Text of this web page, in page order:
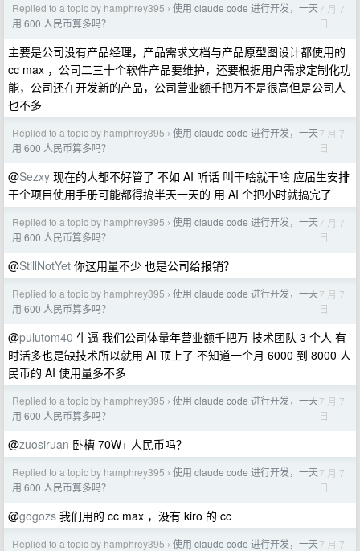
Replied to a topic by hamphrey395 › 使用 claude code 进行开发，一天
用 600 人民币算多吗？
7 月 7
日
主要是公司没有产品经理，产品需求文档与产品原型图设计都使用的
cc max ，公司二三十个软件产品要维护，还要根据用户需求定制化功
能，公司还在开发新的产品，公司营业额千把万不是很高但是公司人
也不多
Replied to a topic by hamphrey395 › 使用 claude code 进行开发，一天
用 600 人民币算多吗？
7 月 7
日
@Sezxy 现在的人都不好管了 不如 AI 听话 叫干啥就干啥 应届生安排
干个项目使用手册可能都得搞半天一天的 用 AI 个把小时就搞完了
Replied to a topic by hamphrey395 › 使用 claude code 进行开发，一天
用 600 人民币算多吗？
7 月 7
日
@StillNotYet 你这用量不少 也是公司给报销？
Replied to a topic by hamphrey395 › 使用 claude code 进行开发，一天
用 600 人民币算多吗？
7 月 7
日
@pulutom40 牛逼 我们公司体量年营业额千把万 技术团队 3 个人 有
时活多也是缺技术所以就用 AI 顶上了 不知道一个月 6000 到 8000 人
民币的 AI 使用量多不多
Replied to a topic by hamphrey395 › 使用 claude code 进行开发，一天
用 600 人民币算多吗？
7 月 7
日
@zuosiruan 卧槽 70W+ 人民币吗？
Replied to a topic by hamphrey395 › 使用 claude code 进行开发，一天
用 600 人民币算多吗？
7 月 7
日
@gogozs 我们用的 cc max ，没有 kiro 的 cc
Replied to a topic by hamphrey395 › 使用 claude code 进行开发，一天7 月 7